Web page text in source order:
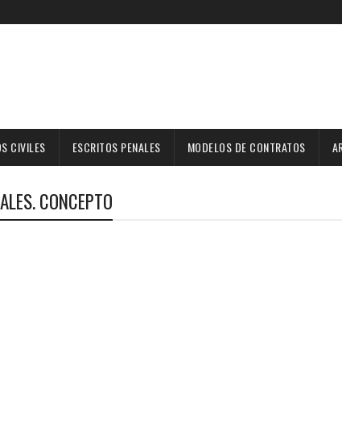
CIVILES ESCRITOS PENALES MODELOS DE CONTRATOS
CONCEPTO